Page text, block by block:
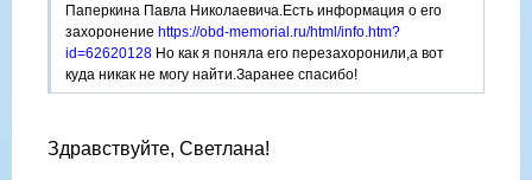
Паперкина Павла Николаевича.Есть информация о его
захоронение https://obd-memorial.ru/html/info.htm?
id=62620128 Но как я поняла его перезахоронили,а вот
куда никак не могу найти.Заранее спасибо!
Здравствуйте, Светлана!